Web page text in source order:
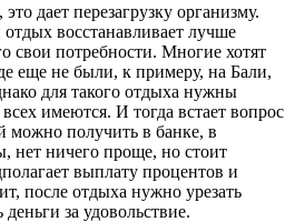
дает перезагрузку организму.
восстанавливает лучше
свои потребности. Многие хотят
еще не были, к примеру, на Бали,
для такого отдыха нужны
имеются. И тогда встает вопрос
можно получить в банке, в
нет ничего проще, но стоит
выплату процентов и
после отдыха нужно урезать
за удовольствие.